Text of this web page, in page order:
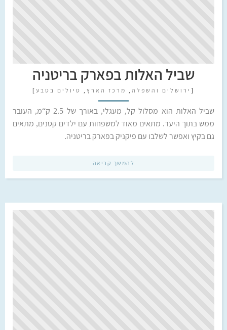
שביל האלות בפארק בריטניה
[ ירושלים והשפלה , מרכז הארץ , טיולים בטבע ]
שביל האלות הוא מסלול קל, מעגלי, באורך של 2.5 ק“מ, העובר
ממש בתוך היער. מתאים מאוד למשפחות עם ילדים קטנים, מתאים
גם בקיץ ואפשר לשלבו עם פיקניק בפארק בריטניה.
להמשך קריאה